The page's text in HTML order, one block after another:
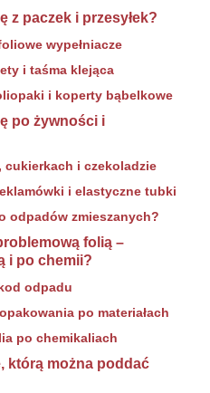
z paczek i przesyłek?
wypełniacze
i taśma klejąca
i koperty bąbelkowe
po żywności i
cukierkach i czekoladzie
i elastyczne tubki
odpadów zmieszanych?
folią –
i po chemii?
odpadu
po materiałach
po chemikaliach
którą można poddać